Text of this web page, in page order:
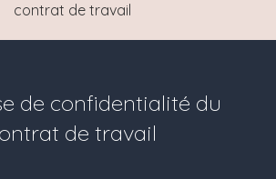
contrat de travail
de confidentialité du
de travail